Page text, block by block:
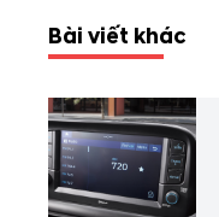
Bài viết khác